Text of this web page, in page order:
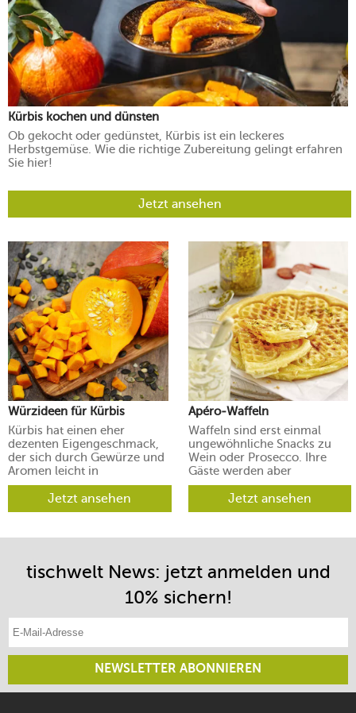
Kürbis kochen und dünsten
Ob gekocht oder gedünstet, Kürbis ist ein leckeres
Herbstgemüse. Wie die richtige Zubereitung gelingt erfahren
Sie hier!
Jetzt ansehen
Würzideen für Kürbis
Kürbis hat einen eher
dezenten Eigengeschmack,
der sich durch Gewürze und
Aromen leicht in
verschiedene Richtungen
lenken lässt.Jetzt ansehen
Apéro-Waffeln
Waffeln sind erst einmal
ungewöhnliche Snacks zu
Wein oder Prosecco. Ihre
Gäste werden aber
begeistert sein.
Jetzt ansehen
tischwelt News: jetzt anmelden und
10% sichern!
E-Mail-Adresse eintragen
NEWSLETTER ABONNIEREN